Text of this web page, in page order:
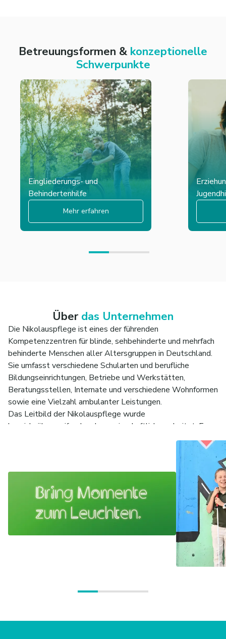
Betreuungsformen & konzeptionelle
Schwerpunkte
Eingliederungs- und
Behindertenhilfe
Mehr erfahren
Über das Unternehmen
Die Nikolauspflege ist eines der führenden
Kompetenzzentren für blinde, sehbehinderte und mehrfach
behinderte Menschen aller Altersgruppen in Deutschland.
Sie umfasst verschiedene Schularten und berufliche
Bildungseinrichtungen, Betriebe und Werkstätten,
Beratungsstellen, Internate und verschiedene Wohnformen
sowie eine Vielzahl ambulanter Leistungen.
Das Leitbild der Nikolauspflege wurde
bereichsübergreifend und gemeinschaftlich erarbeitet. Es
benennt die Grundwerte der Stiftung und zeigt unser
Leitmotiv „Den Menschen sehen.“ beschreibt die Haltung,
mit der wir unsere gemeinsame Aufgabe erfüllen.